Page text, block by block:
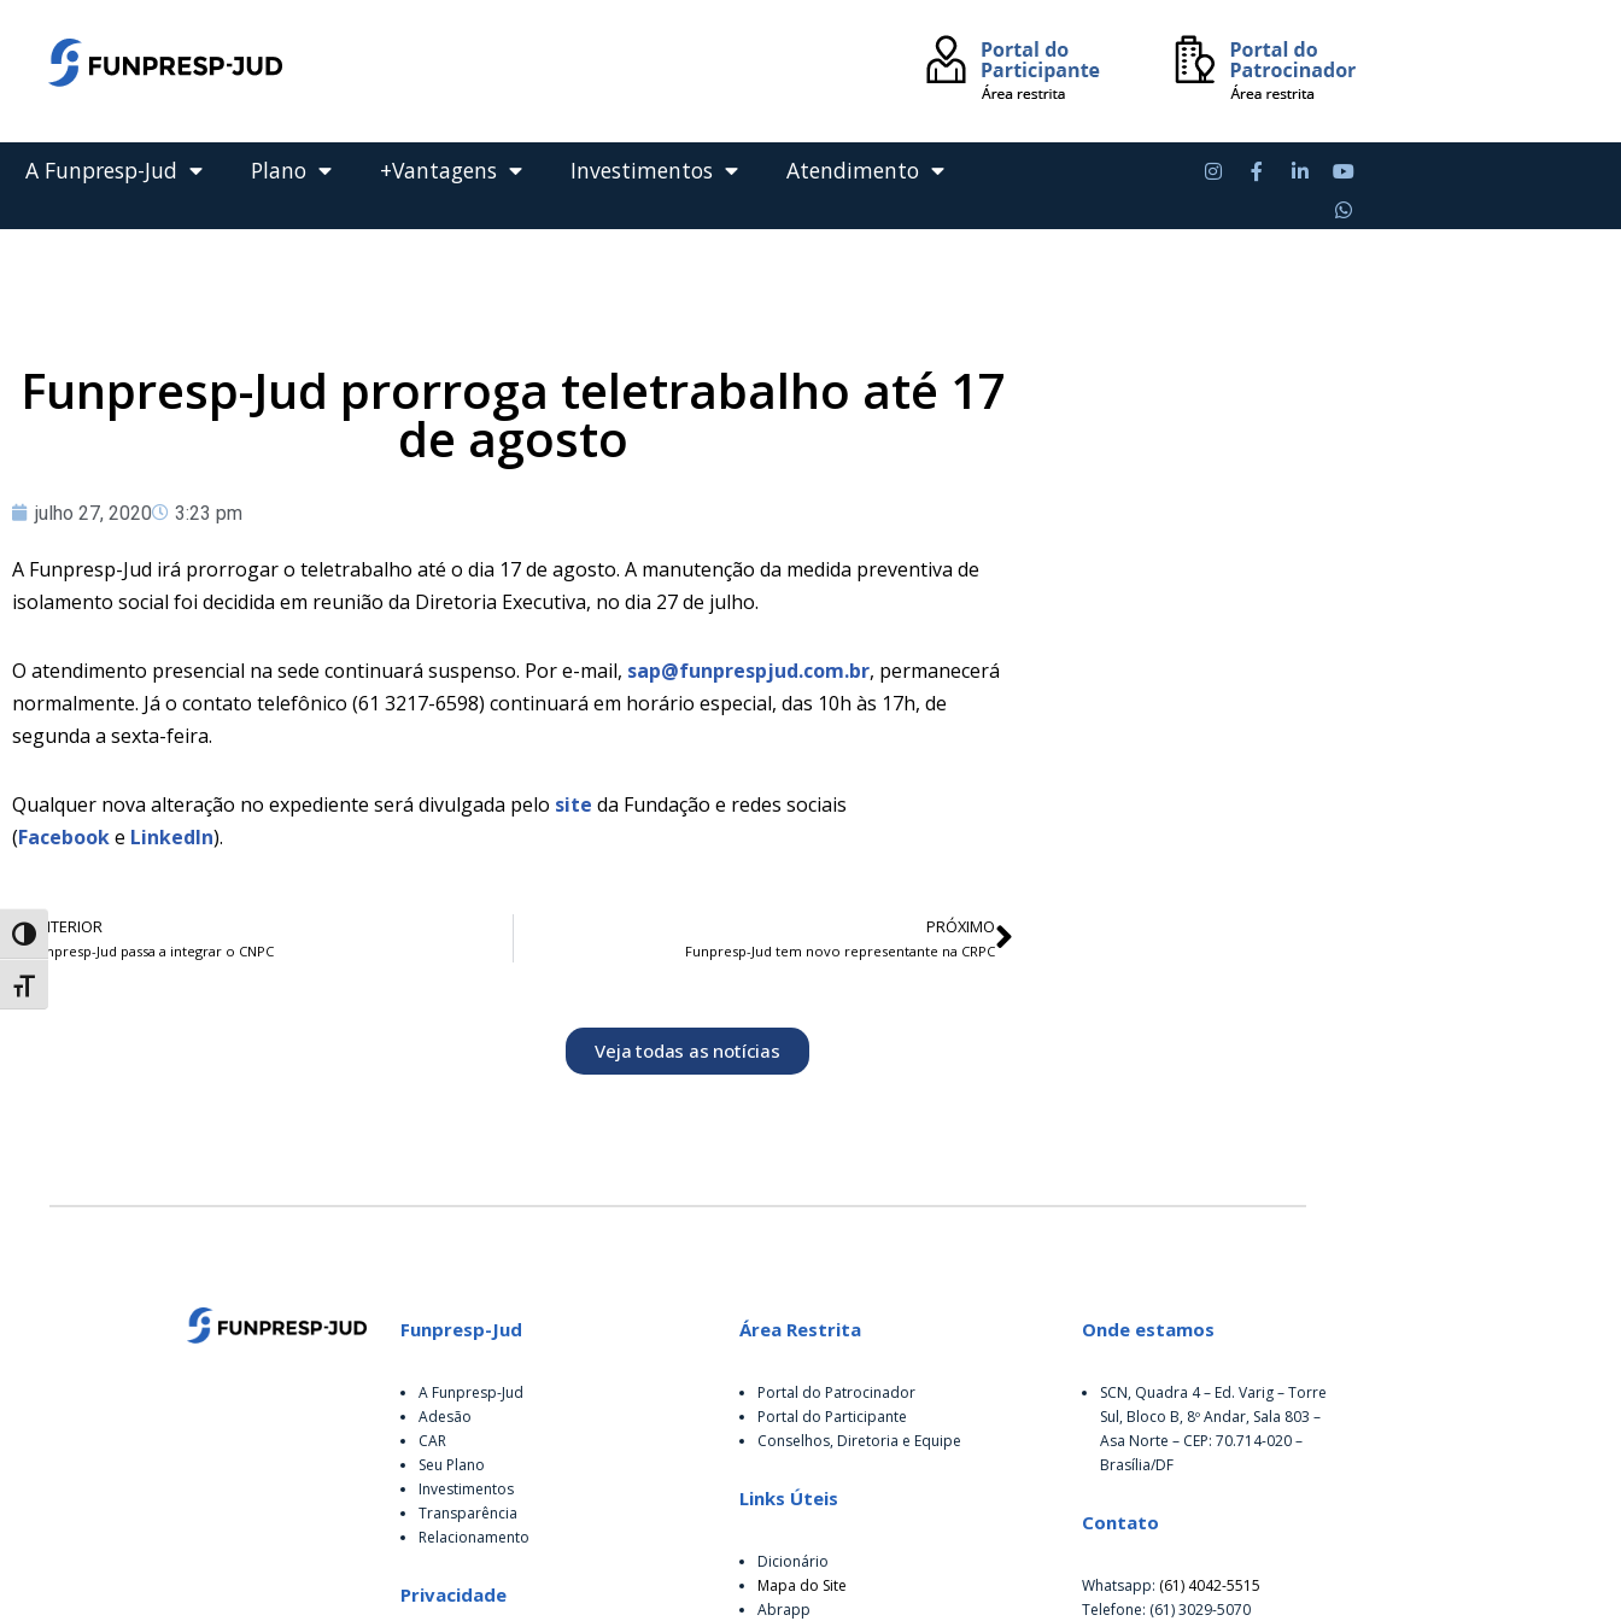
Alternar alto contraste
Alternar tamanho da fonte
Pular
conteúdo
A Funpresp-Jud Plano +Vantagens Investimentos Atendimento
Funpresp-Jud prorroga teletrabalho até 17
de agosto
julho 27, 2020 3:23 pm
A Funpresp-Jud irá prorrogar o teletrabalho até o dia 17 de agosto. A manutenção da medida preventiva de
isolamento social foi decidida em reunião da Diretoria Executiva, no dia 27 de julho.
O atendimento presencial na sede continuará suspenso. Por e-mail, sap@funprespjud.com.br, permanecerá
normalmente. Já o contato telefônico (61 3217-6598) continuará em horário especial, das 10h às 17h, de
segunda a sexta-feira.
Qualquer nova alteração no expediente será divulgada pelo site da Fundação e redes sociais
(Facebooke LinkedIn).
ANTERIOR
Funpresp-Jud passa a integrar o CNPC
PRÓXIMO
Funpresp-Jud tem novo representante na CRPC
Veja todas as notícias
Funpresp-Jud
A Funpresp-Jud
Adesão
CAR
Seu Plano
Investimentos
Transparência
Relacionamento
Privacidade
Área Restrita
Portal do Patrocinador
Portal do Participante
Conselhos, Diretoria e Equipe
Links Úteis
Dicionário
Mapa do Site
Abrapp
Onde estamos
SCN, Quadra 4 – Ed. Varig – Torre
Sul, Bloco B, 8º Andar, Sala 803 –
Asa Norte – CEP: 70.714-020 –
Brasília/DF
Contato
Whatsapp: (61) 4042-5515
Telefone: (61) 3029-5070